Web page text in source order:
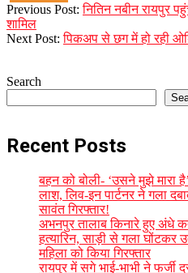
2023-
12-
22
Previous Post:नितिन नबीन रायपुर
शामिल
Next Post:पिकअप से छग में हो रही
Search
Recent Posts
बहन को बोली- ‘उसने मुझे मारा
लाश, लिव-इन पार्टनर ने गला
सावंत गिरफ्तार!
अभनपुर तालाब किनारे हुए अंधे
हत्यारिन, साड़ी से गला घोंटकर
महिला को किया गिरफ्तार
रायपुर में सगे भाई-भाभी ने